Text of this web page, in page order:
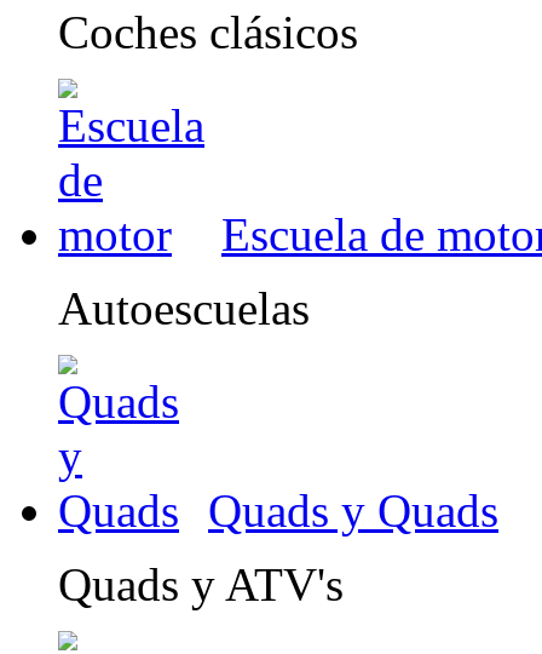
Coches clásicos
Escuela de
Autoescuelas
Quads y Quads
Quads y ATV's